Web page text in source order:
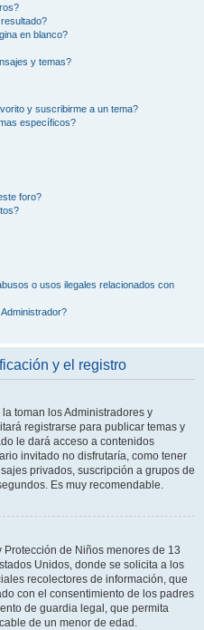
en blanco?
y temas?
y suscribirme a un tema?
específicos?
foro?
o usos ilegales relacionados con
y el registro
toman los Administradores y
registrarse para publicar temas y
le dará acceso a contenidos
invitado no disfrutaría, como tener
privados, suscripción a grupos de
Es muy recomendable.
Protección de Niños menores de 13
Unidos, donde se solicita a los
recolectores de información, que
con el consentimiento de los padres
de guardia legal, que permita
de un menor de edad.